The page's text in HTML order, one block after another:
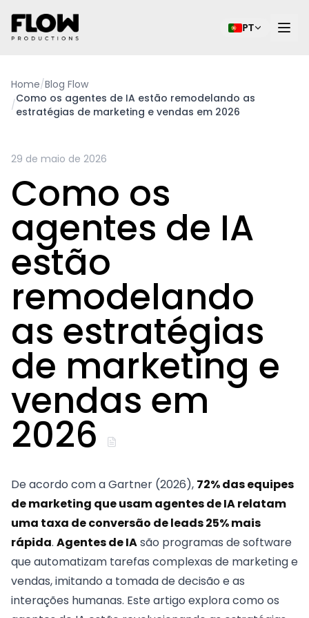
PT
Home/Blog Flow
/Como os agentes de IA estão remodelando as
estratégias de marketing e vendas em 2026
29 de maio de 2026
Como os
agentes de IA
estão
remodelando
as estratégias
de marketing e
vendas em
2026
De acordo com a Gartner (2026), 72% das equipes
de marketing que usam agentes de IA relatam
uma taxa de conversão de leads 25% mais
rápida. Agentes de IAsão programas de software
que automatizam tarefas complexas de marketing e
vendas, imitando a tomada de decisão e as
interações humanas. Este artigo explora como os